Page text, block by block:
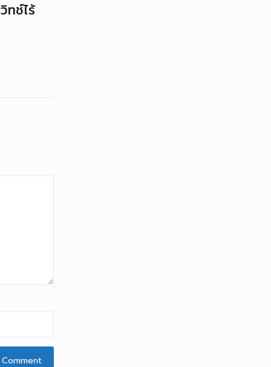
ทช์ไร้